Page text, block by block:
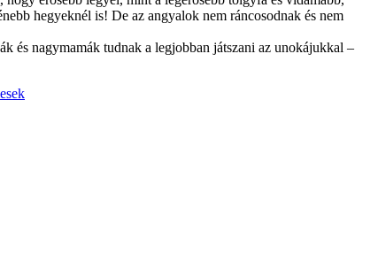
hegyeknél is! De az angyalok nem ráncosodnak és nem
és nagymamák tudnak a legjobban játszani az unokájukkal –